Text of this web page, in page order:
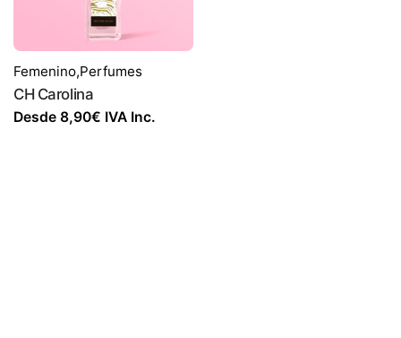
Femenino,Perfumes
CH Carolina
Desde 8,90€ IVA Inc.